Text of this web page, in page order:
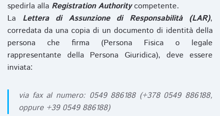
spedirla alla Registration Authoritycompetente.
La Lettera di Assunzione di Responsabilità (LAR),
corredata da una copia di un documento di identità della
persona che firma (Persona Fisica o legale
rappresentante della Persona Giuridica), deve essere
inviata:
via fax al numero: 0549 886188 (+378 0549 886188,
oppure +39 0549 886188)